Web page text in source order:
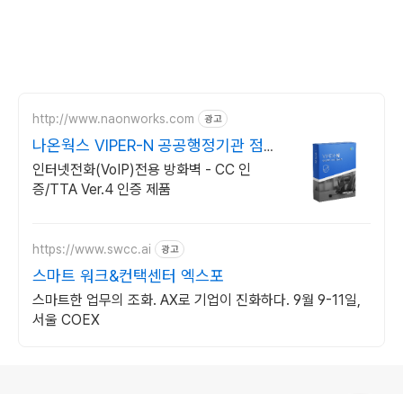
http://www.naonworks.com 광고
나온웍스 VIPER-N 공공행정기관 점유
율 No.1
인터넷전화(VoIP)전용 방화벽 - CC 인
증/TTA Ver.4 인증 제품
https://www.swcc.ai 광고
스마트 워크&컨택센터 엑스포
스마트한 업무의 조화. AX로 기업이 진화하다. 9월 9-11일,
서울 COEX